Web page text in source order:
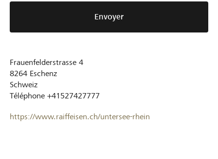
Envoyer
Frauenfelderstrasse 4
8264 Eschenz
Schweiz
Téléphone +41527427777
https://www.raiffeisen.ch/untersee-rhein